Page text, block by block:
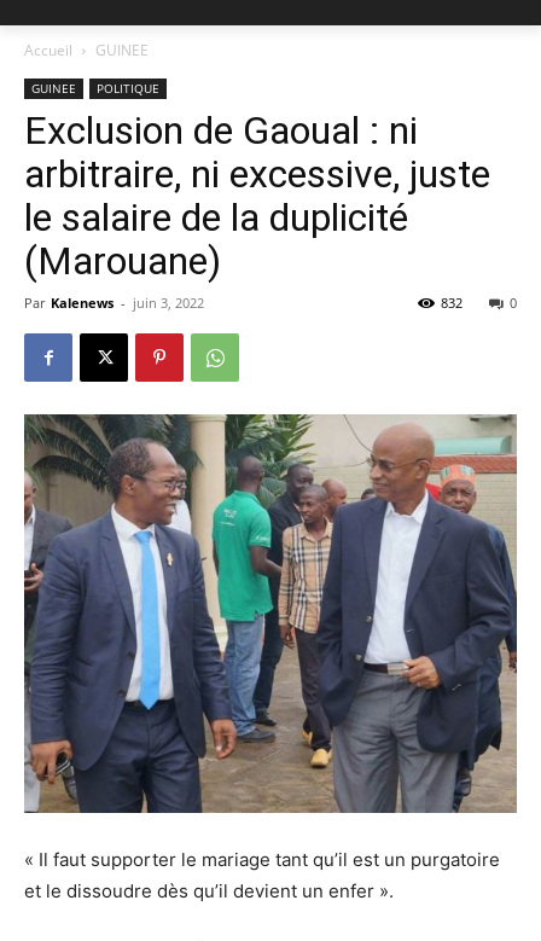
Accueil GUINEE
GUINEE POLITIQUE
Exclusion de Gaoual : ni
arbitraire, ni excessive, juste
le salaire de la duplicité
(Marouane)
Par Kalenews - juin 3, 2022 0
832
« Il faut supporter le mariage tant qu’il est un purgatoire
et le dissoudre dès qu’il devient un enfer ».